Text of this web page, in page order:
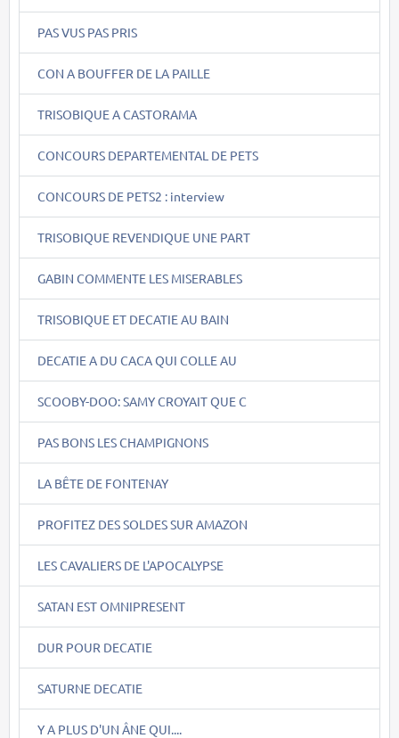
PAS VUS PAS PRIS
CON A BOUFFER DE LA PAILLE
TRISOBIQUE A CASTORAMA
CONCOURS DEPARTEMENTAL DE PETS
CONCOURS DE PETS2 : interview
TRISOBIQUE REVENDIQUE UNE PART
GABIN COMMENTE LES MISERABLES
TRISOBIQUE ET DECATIE AU BAIN
DECATIE A DU CACA QUI COLLE AU
SCOOBY-DOO: SAMY CROYAIT QUE C
PAS BONS LES CHAMPIGNONS
LA BÊTE DE FONTENAY
PROFITEZ DES SOLDES SUR AMAZON
LES CAVALIERS DE L'APOCALYPSE
SATAN EST OMNIPRESENT
DUR POUR DECATIE
SATURNE DECATIE
Y A PLUS D'UN ÂNE QUI....